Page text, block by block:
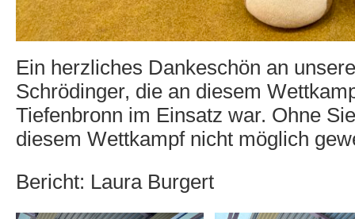
Ein herzliches Dankeschön an
Schrödinger, die an diesem
Tiefenbronn im Einsatz war. Ohne
diesem Wettkampf nicht möglich
Bericht: Laura Burgert